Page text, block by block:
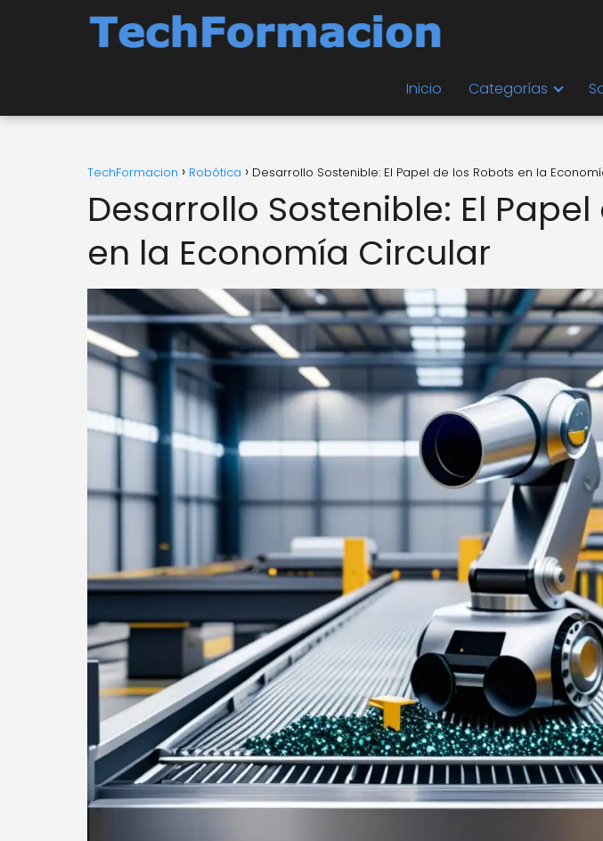
Inicio Categorías
TechFormacion Robótica Desarrollo Sostenible: El Papel de los Robots en la
Desarrollo Sostenible: El
en la Economía Circular